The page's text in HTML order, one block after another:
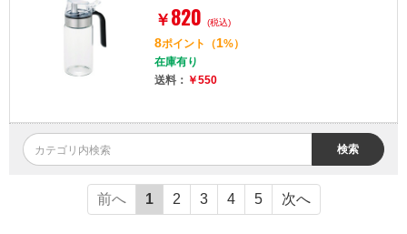
￥ 820 (税込)
8ポイント （1%）
在庫有り
送料： ￥550
検索
前へ 1 2 3 4 5 次へ